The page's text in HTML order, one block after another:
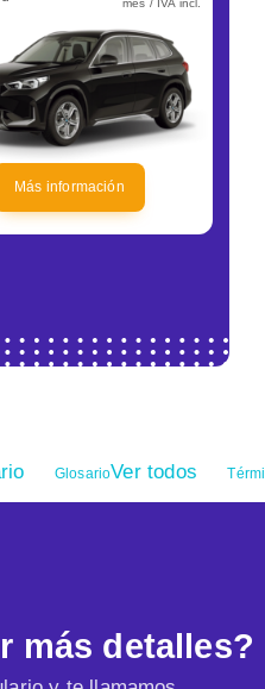
Más información
GlosarioVer todos
más detalles?